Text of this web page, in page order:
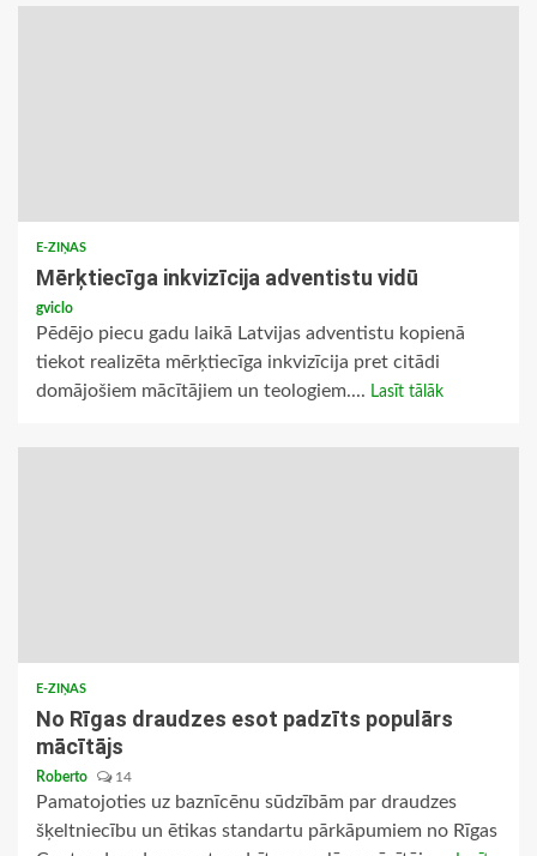
E-ZIŅAS
Mērķtiecīga inkvizīcija adventistu vidū
gviclo
Pēdējo piecu gadu laikā Latvijas adventistu kopienā
tiekot realizēta mērķtiecīga inkvizīcija pret citādi
domājošiem mācītājiem un teologiem.... Lasīt tālāk
E-ZIŅAS
No Rīgas draudzes esot padzīts populārs
mācītājs
Roberto 14
Pamatojoties uz baznīcēnu sūdzībām par draudzes
šķeltniecību un ētikas standartu pārkāpumiem no Rīgas